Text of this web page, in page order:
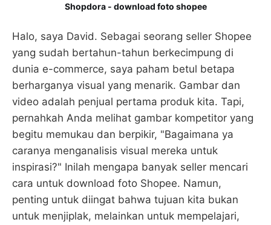
Shopdora - download foto shopee
Halo, saya David. Sebagai seorang seller Shopee
yang sudah bertahun-tahun berkecimpung di
dunia e-commerce, saya paham betul betapa
berharganya visual yang menarik. Gambar dan
video adalah penjual pertama produk kita. Tapi,
pernahkah Anda melihat gambar kompetitor yang
begitu memukau dan berpikir, "Bagaimana ya
caranya menganalisis visual mereka untuk
inspirasi?" Inilah mengapa banyak seller mencari
cara untuk download foto Shopee. Namun,
penting untuk diingat bahwa tujuan kita bukan
untuk menjiplak, melainkan untuk mempelajari,